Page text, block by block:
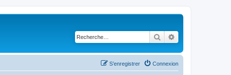
Rechercher
Connexion
S’enregistrer